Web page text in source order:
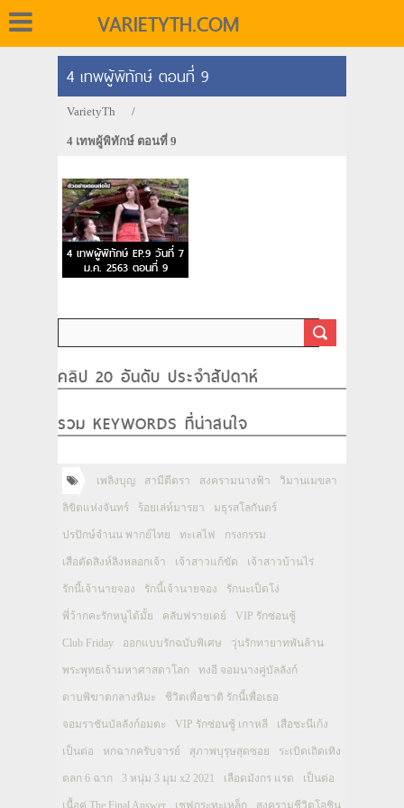
VARIETYTH.COM
4 เทพผู้พิทักษ์ ตอนที่ 9
VarietyTh /
4 เทพผู้พิทักษ์ ตอนที่ 9
4 เทพผู้พิทักษ์ EP.9 วันที่ 7
ม.ค. 2563 ตอนที่ 9
คลิป 20 อันดับ ประจำสัปดาห์
รวม KEYWORDS ที่น่าสนใจ
เพลิงบุญ สามีตีตรา สงครามนางฟ้า วิมานเมขลา
ลิขิตแห่งจันทร์ ร้อยเล่ห์มารยา มธุรสโลกันตร์
ปรปักษ์จำนน พากย์ไทย ทะเลไฟ กรงกรรม
เสือตัดสิงห์ลิงหลอกเจ้า เจ้าสาวแก้ขัด เจ้าสาวบ้านไร่
รักนี้เจ้านายจอง รักนี้เจ้านายจอง รักนะเป็ดโง่
พี่ว้ากคะรักหนูได้มั้ย คลับฟรายเดย์ VIP รักซ่อนชู้
Club Friday ออกแบบรักฉบับพิเศษ วุ่นรักทายาทพันล้าน
พระพุทธเจ้ามหาศาสดาโลก ทงอี จอมนางคู่บัลลังก์
ดาบพิฆาตกลางหิมะ ชีวิตเพื่อชาติ รักนี้เพื่อเธอ
จอมราชันบัลลังก์อมตะ VIP รักซ่อนชู้ เกาหลี เสือชะนีเก้ง
เป็นต่อ หกฉากครับจารย์ สุภาพบุรุษสุดซอย ระเบิดเถิดเทิง
ตลก 6 ฉาก 3 หนุ่ม 3 มุม x2 2021 เลือดมังกร แรด เป็นต่อ
เนื้อคู่ The Final Answer เชฟกระทะเหล็ก สงครามชีวิตโอชิน